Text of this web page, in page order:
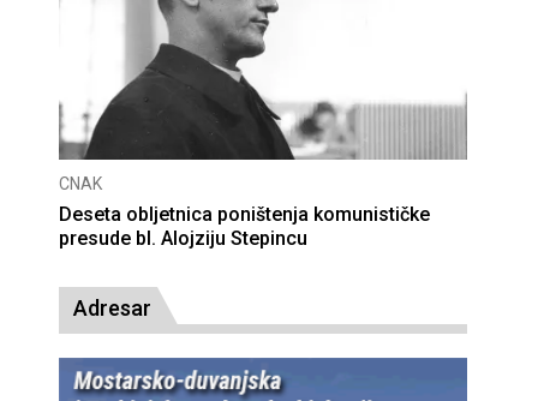
CNAK
Deseta obljetnica poništenja komunističke
presude bl. Alojziju Stepincu
Adresar